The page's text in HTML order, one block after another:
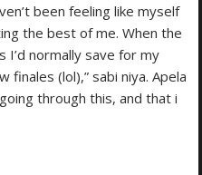
been feeling like myself
the best of me. When the
I’d normally save for my
finales (lol),” sabi niya. Apela
through this, and that i